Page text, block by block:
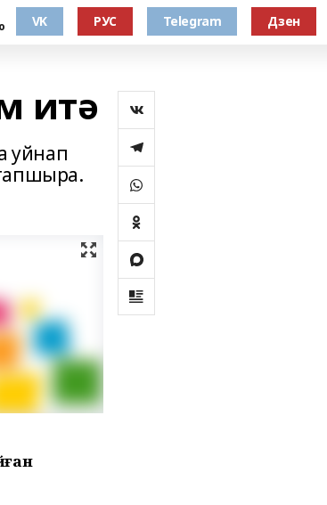
VK РУС Telegram Дзен
итә
уйнап